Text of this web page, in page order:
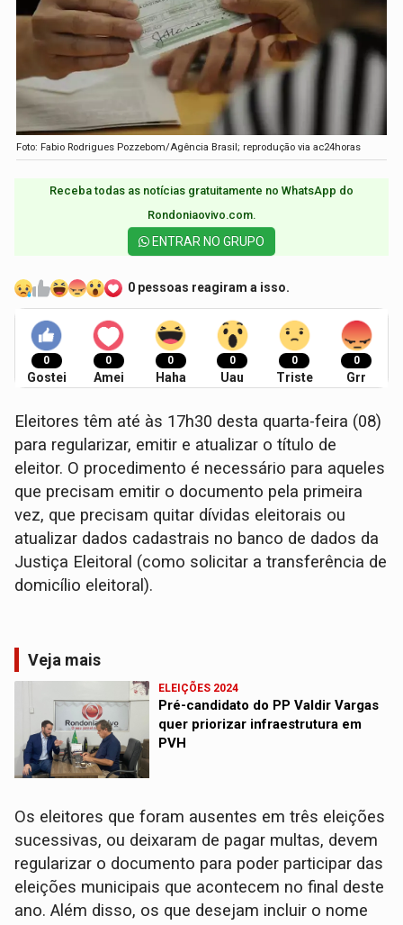
Foto: Fabio Rodrigues Pozzebom/Agência Brasil; reprodução via ac24horas
Receba todas as notícias gratuitamente no WhatsApp do
Rondoniaovivo.com.​
ENTRAR NO GRUPO
0 pessoas reagiram a isso.
0
Gostei
0
Amei
0
Haha
0
Uau
0
Triste
0
Grr
Eleitores têm até às 17h30 desta quarta-feira (08)
para regularizar, emitir e atualizar o título de
eleitor. O procedimento é necessário para aqueles
que precisam emitir o documento pela primeira
vez, que precisam quitar dívidas eleitorais ou
atualizar dados cadastrais no banco de dados da
Justiça Eleitoral (como solicitar a transferência de
domicílio eleitoral).
Veja mais
ELEIÇÕES 2024
Pré-candidato do PP Valdir Vargas
quer priorizar infraestrutura em
PVH
Os eleitores que foram ausentes em três eleições
sucessivas, ou deixaram de pagar multas, devem
regularizar o documento para poder participar das
eleições municipais que acontecem no final deste
ano. Além disso, os que desejam incluir o nome